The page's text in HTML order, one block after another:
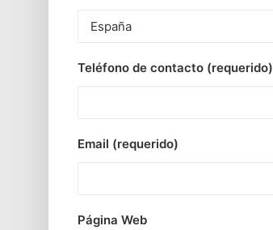
Teléfono de contacto (requerido)
Email (requerido)
Página Web